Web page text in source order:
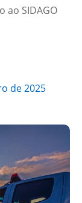
ao SIDAGO
de 2025